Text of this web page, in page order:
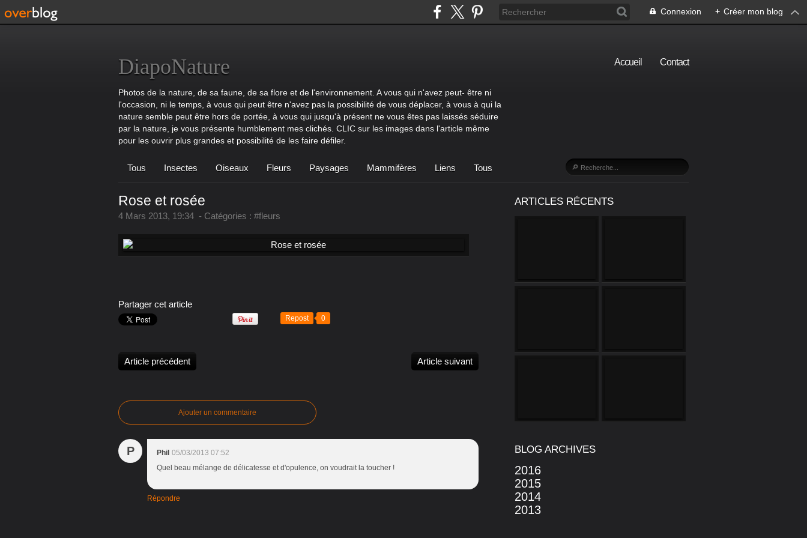
Connexion + Créer mon blog
DiapoNature
Photos de la nature, de sa faune, de sa flore et de l'environnement. A vous qui n'avez peut- être ni
l'occasion, ni le temps, à vous qui peut être n'avez pas la possibilité de vous déplacer, à vous à qui la
nature semble peut être hors de portée, à vous qui jusqu'à présent ne vous êtes pas laissés séduire
par la nature, je vous présente humblement mes clichés. CLIC sur les images dans l'article même
pour les ouvrir plus grandes et possibilité de les faire défiler.
Accueil Contact
Tous Insectes Oiseaux Fleurs Paysages Mammifères Liens Tous
Rose et rosée
4 Mars 2013, 19:34 - Catégories : #fleurs
Partager cet article
Repost 0
Article précédent Article suivant
Ajouter un commentaire
P Phil 05/03/2013 07:52
Quel beau mélange de délicatesse et d'opulence, on voudrait la toucher !
Répondre
ARTICLES RÉCENTS
BLOG ARCHIVES
2016
2015
2014
2013